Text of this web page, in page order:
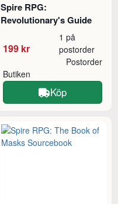
Spire RPG:
Revolutionary's Guide
199 kr
1 på
postorder
Butiken
Postorder
Köp